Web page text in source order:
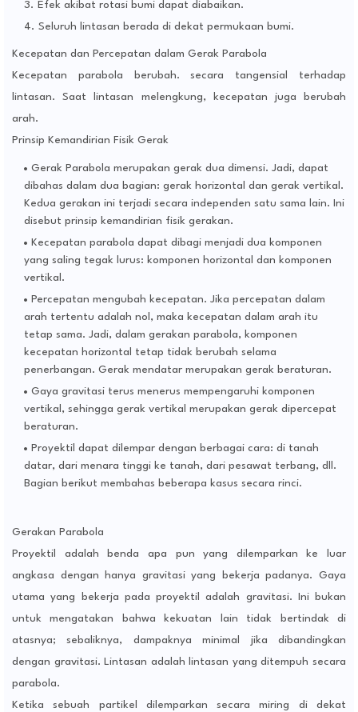
Efek akibat rotasi bumi dapat diabaikan.
Seluruh lintasan berada di dekat permukaan bumi.
Kecepatan dan Percepatan dalam Gerak Parabola
Kecepatan parabola berubah. secara tangensial terhadap
lintasan. Saat lintasan melengkung, kecepatan juga berubah
arah.
Prinsip Kemandirian Fisik Gerak
Gerak Parabola merupakan gerak dua dimensi. Jadi, dapat
dibahas dalam dua bagian: gerak horizontal dan gerak vertikal.
Kedua gerakan ini terjadi secara independen satu sama lain. Ini
disebut prinsip kemandirian fisik gerakan.
Kecepatan parabola dapat dibagi menjadi dua komponen
yang saling tegak lurus: komponen horizontal dan komponen
vertikal.
Percepatan mengubah kecepatan. Jika percepatan dalam
arah tertentu adalah nol, maka kecepatan dalam arah itu
tetap sama. Jadi, dalam gerakan parabola, komponen
kecepatan horizontal tetap tidak berubah selama
penerbangan. Gerak mendatar merupakan gerak beraturan.
Gaya gravitasi terus menerus mempengaruhi komponen
vertikal, sehingga gerak vertikal merupakan gerak dipercepat
beraturan.
Proyektil dapat dilempar dengan berbagai cara: di tanah
datar, dari menara tinggi ke tanah, dari pesawat terbang, dll.
Bagian berikut membahas beberapa kasus secara rinci.
Gerakan Parabola
Proyektil adalah benda apa pun yang dilemparkan ke luar
angkasa dengan hanya gravitasi yang bekerja padanya. Gaya
utama yang bekerja pada proyektil adalah gravitasi. Ini bukan
untuk mengatakan bahwa kekuatan lain tidak bertindak di
atasnya; sebaliknya, dampaknya minimal jika dibandingkan
dengan gravitasi. Lintasan adalah lintasan yang ditempuh secara
parabola.
Ketika sebuah partikel dilemparkan secara miring di dekat